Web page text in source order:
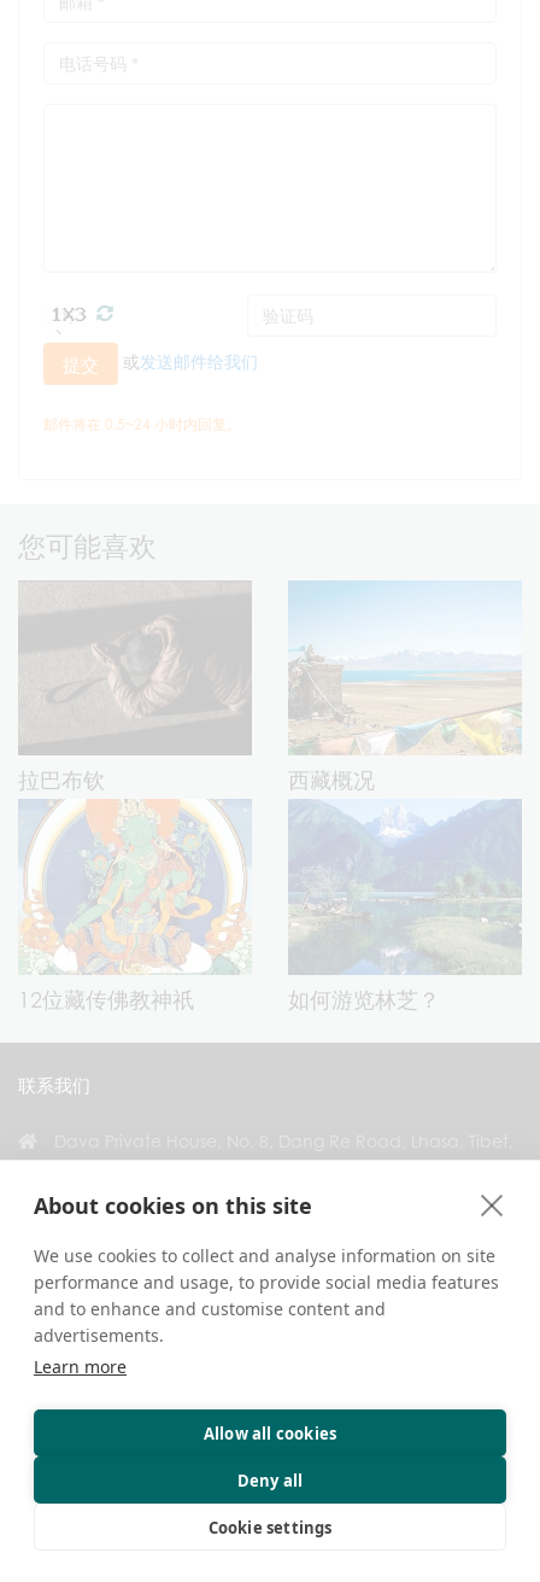
About cookies on this site
We use cookies to collect and analyse information on site
performance and usage, to provide social media features
and to enhance and customise content and
advertisements.
Learn more
Allow all cookies
Deny all
Cookie settings
提交 或发送邮件给我们
邮件将在 0.5~24 小时内回复。
您可能喜欢
拉巴布钦 西藏概况
12位藏传佛教神祇 如何游览林芝？
联系我们
China
+86 18583346229
inquiry@greattibettour.com
与我们联系
版权 © 2026. 版权所有. 旅行贴士